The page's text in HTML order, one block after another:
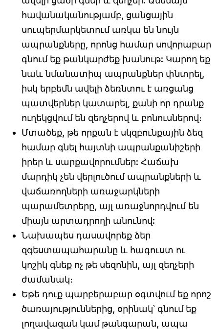
հավանականությամբ, ցանցային
սուպերմարկետում առկա են նույն
ապրանքները, որոնց համար սովորաբար
գնում եք թանկարժեք խանութ: Կարող եք
նաև նմանատիպ ապրանքներ փնտրել,
իսկ երբեմն ավելի ձեռնտու է առցանց
պատվերներ կատարել, քանի որ դրանք
ուղեկցվում են զեղչերով և բոնուսներով։
Մտածեք, թե որքան է սկզբունքային ձեզ
համար գնել հայտնի ապրանքանիշերի
իրեր և սարքավորումներ: Հաճախ
մարդիկ չեն վերլուծում ապրանքների և
վաճառողների առաջարկների
պարամետրերը, այլ առաջնորդվում են
միայն արտադրողի անունով:
Նախապես դասավորեք ձեր
զգեստապահարանը և հագուստ ու
կոշիկ գնեք ոչ թե սեզոնին, այլ զեղչերի
ժամանակ։
Եթե դուք պարբերաբար օգտվում եք որոշ
ծառայություններից, օրինակ՝ գնում եք
լողավազան կամ թանգարան, ապա